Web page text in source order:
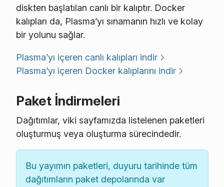
diskten başlatılan canlı bir kalıptır. Docker
kalıpları da, Plasma’yı sınamanın hızlı ve kolay
bir yolunu sağlar.
Plasma’yı içeren canlı kalıpları indir
Plasma’yı içeren Docker kalıplarını indir
Paket İndirmeleri
Dağıtımlar, viki sayfamızda listelenen paketleri
oluşturmuş veya oluşturma sürecindedir.
Bu yayımın paketleri, duyuru tarihinde tüm
dağıtımların paket depolarında var